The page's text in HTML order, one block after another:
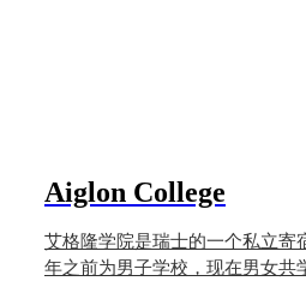
Aiglon College
艾格隆学院是瑞士的一个私立寄
年之前为男子学校，现在男女共